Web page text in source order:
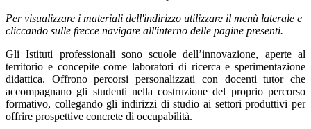
Per visualizzare i materiali dell'indirizzo utilizzare il menù laterale e
cliccando sulle frecce navigare all'interno delle pagine presenti.
Gli Istituti professionali sono scuole dell’innovazione, aperte al
territorio e concepite come laboratori di ricerca e sperimentazione
didattica. Offrono percorsi personalizzati con docenti tutor che
accompagnano gli studenti nella costruzione del proprio percorso
formativo, collegando gli indirizzi di studio ai settori produttivi per
offrire prospettive concrete di occupabilità.